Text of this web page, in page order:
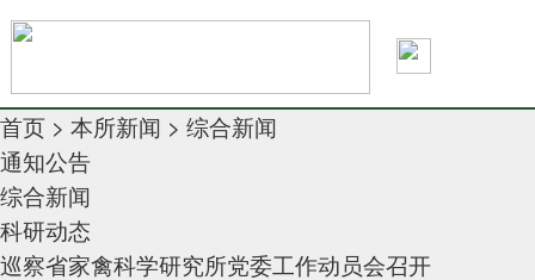
首页 > 本所新闻 > 综合新闻
通知公告
综合新闻
科研动态
巡察省家禽科学研究所党委工作动员会召开